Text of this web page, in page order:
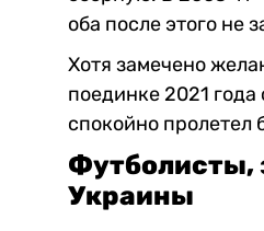
оба после этого не
Хотя замечено
поединке 2021
спокойно пролетел
Футболисты,
Украины